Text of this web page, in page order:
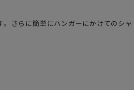
さらに簡単にハンガーにかけてのシャ